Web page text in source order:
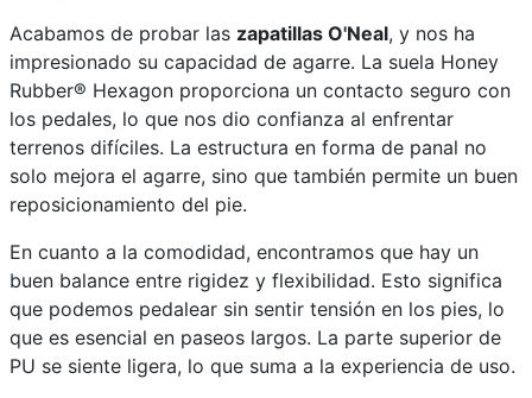
Acabamos de probar las zapatillas O'Neal, y nos ha
impresionado su capacidad de agarre. La suela Honey
Rubber® Hexagon proporciona un contacto seguro con
los pedales, lo que nos dio confianza al enfrentar
terrenos difíciles. La estructura en forma de panal no
solo mejora el agarre, sino que también permite un buen
reposicionamiento del pie.
En cuanto a la comodidad, encontramos que hay un
buen balance entre rigidez y flexibilidad. Esto significa
que podemos pedalear sin sentir tensión en los pies, lo
que es esencial en paseos largos. La parte superior de
PU se siente ligera, lo que suma a la experiencia de uso.